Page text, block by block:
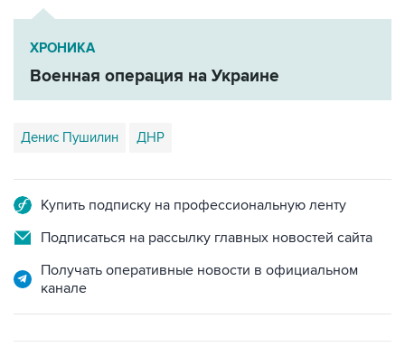
ХРОНИКА
Военная операция на Украине
Денис Пушилин ДНР
Купить подписку на профессиональную ленту
Подписаться на рассылку главных новостей сайта
Получать оперативные новости в официальном
канале